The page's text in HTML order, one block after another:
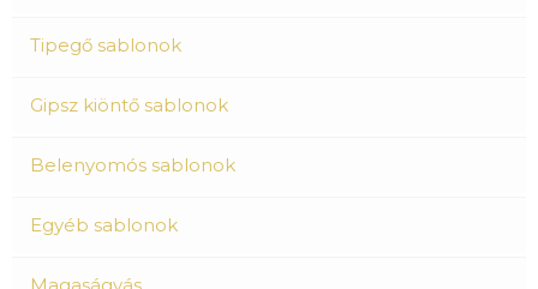
Tipegő sablonok
Gipsz kiöntő sablonok
Belenyomós sablonok
Egyéb sablonok